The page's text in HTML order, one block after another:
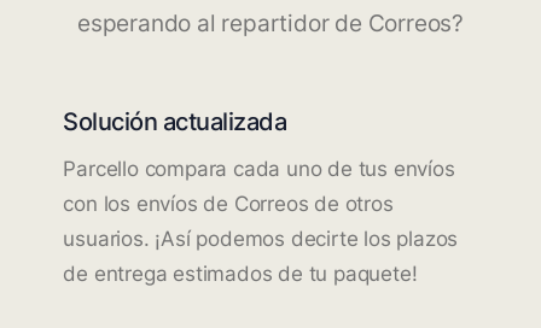
esperando al repartidor de Correos?
Solución actualizada
Parcello compara cada uno de tus envíos
con los envíos de Correos de otros
usuarios. ¡Así podemos decirte los plazos
de entrega estimados de tu paquete!